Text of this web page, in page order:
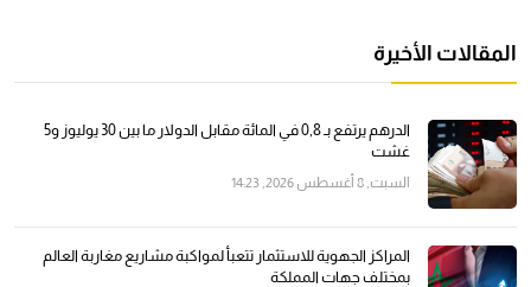
المقالات الأخيرة
الدرهم يرتفع بـ 0,8 في المائة مقابل الدولار ما بين 30 يوليوز و5
غشت
السبت, 8 أغسطس 2026, 14:23
المراكز الجهوية للاستثمار تتعبأ لمواكبة مشاريع مغاربة العالم
بمختلف جهات المملكة